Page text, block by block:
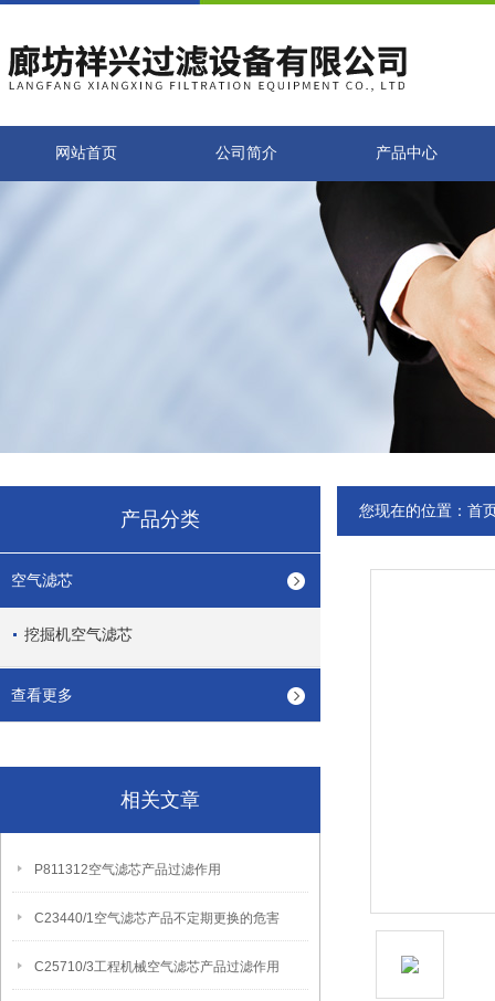
网站首页 公司简介 产品中心
产品分类
空气滤芯
挖掘机空气滤芯
查看更多
相关文章
P811312空气滤芯产品过滤作用
C23440/1空气滤芯产品不定期更换的危害
C25710/3工程机械空气滤芯产品过滤作用
您现在的位置： 首